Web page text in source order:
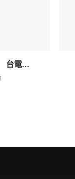
台電...